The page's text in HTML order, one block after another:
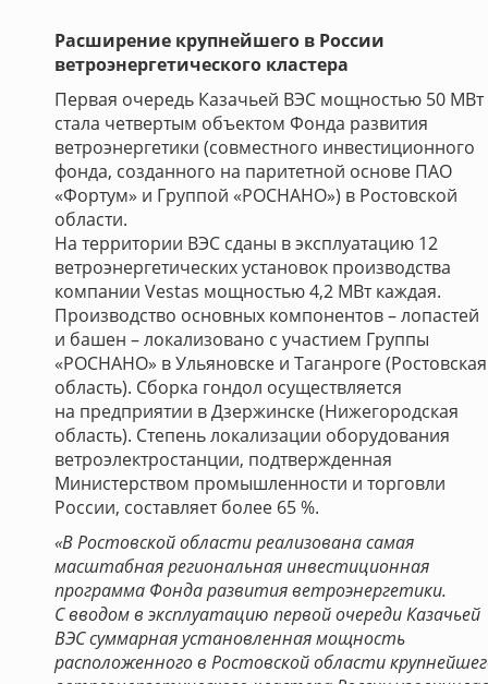
Расширение крупнейшего в России
ветроэнергетического кластера
Первая очередь Казачьей ВЭС мощностью 50 МВт
стала четвертым объектом Фонда развития
ветроэнергетики (совместного инвестиционного
фонда, созданного на паритетной основе ПАО
«Фортум» и Группой «РОСНАНО») в Ростовской
области.
На территории ВЭС сданы в эксплуатацию 12
ветроэнергетических установок производства
компании Vestas мощностью 4,2 МВт каждая.
Производство основных компонентов – лопастей
и башен – локализовано с участием Группы
«РОСНАНО» в Ульяновске и Таганроге (Ростовская
область). Сборка гондол осуществляется
на предприятии в Дзержинске (Нижегородская
область). Степень локализации оборудования
ветроэлектростанции, подтвержденная
Министерством промышленности и торговли
России, составляет более 65 %.
«В Ростовской области реализована самая
масштабная региональная инвестиционная
программа Фонда развития ветроэнергетики.
С вводом в эксплуатацию первой очереди Казачьей
ВЭС суммарная установленная мощность
расположенного в Ростовской области